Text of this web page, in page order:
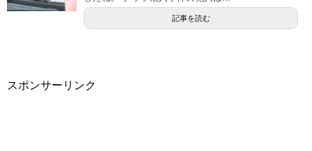
記事を読む
スポンサーリンク